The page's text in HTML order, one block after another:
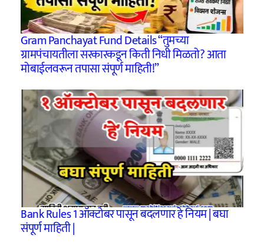
Gram Panchayat Fund Details “तुमच्या
ग्रामपंचायतीला सरकारकडून किती निधी मिळतो? आता
मोबाईलवरून तपासा संपूर्ण माहिती!”
Bank Rules 1 ऑक्टोबर पासून बदलणार हे नियम | बघा
संपूर्ण माहिती |